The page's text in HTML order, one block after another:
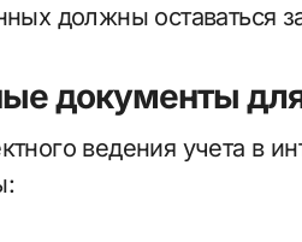
должны оставаться
документы
ведения учета в